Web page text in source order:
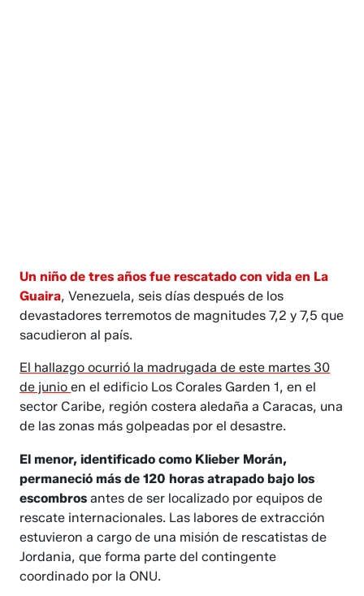
Un niño de tres años fue rescatado con vida en La
Guaira, Venezuela, seis días después de los
devastadores terremotos de magnitudes 7,2 y 7,5 que
sacudieron al país.
El hallazgo ocurrió la madrugada de este martes 30
de junioen el edificio Los Corales Garden 1, en el
sector Caribe, región costera aledaña a Caracas, una
de las zonas más golpeadas por el desastre.
El menor, identificado como Klieber Morán,
permaneció más de 120 horas atrapado bajo los
escombrosantes de ser localizado por equipos de
rescate internacionales. Las labores de extracción
estuvieron a cargo de una misión de rescatistas de
Jordania, que forma parte del contingente
coordinado por la ONU.